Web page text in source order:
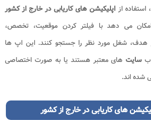
استفاده از اپلیکیشن های کاریابی در خارج از کشور
می دهد با فیلتر کردن موقعیت، تخصص،
هدف، شغل مورد نظر را جستجو کنند. این اپ ها
سایت های معتبر هستند یا به صورت اختصاصی
شده اند.
هایکاریابی در خارج از کشور